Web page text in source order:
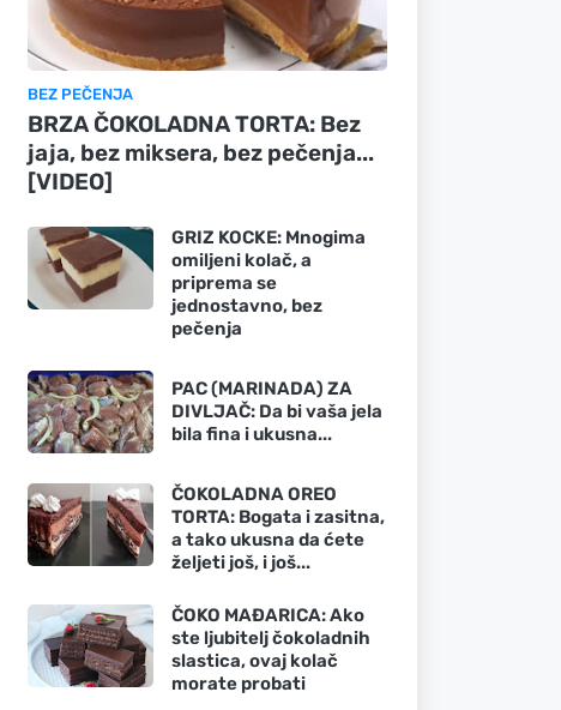
BEZ PEČENJA
BRZA ČOKOLADNA TORTA: Bez
jaja, bez miksera, bez pečenja...
[VIDEO]
GRIZ KOCKE: Mnogima
omiljeni kolač, a
priprema se
jednostavno, bez
pečenja
PAC (MARINADA) ZA
DIVLJAČ: Da bi vaša jela
bila fina i ukusna...
ČOKOLADNA OREO
TORTA: Bogata i zasitna,
a tako ukusna da ćete
željeti još, i još...
ČOKO MAĐARICA: Ako
ste ljubitelj čokoladnih
slastica, ovaj kolač
morate probati